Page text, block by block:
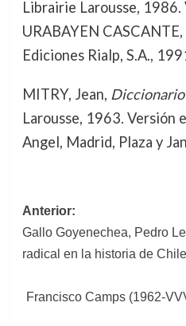
Librairie Larousse, 1986.
URABAYEN
Ediciones Rialp, S.A.,
MITRY, Jean,
Larousse, 1963. Versión
Angel, Madrid, Plaza y
Navegación
de
Anterior:
Gallo Goyenechea, Pedro
radical en la historia de Chile
Francisco Camps (1962-